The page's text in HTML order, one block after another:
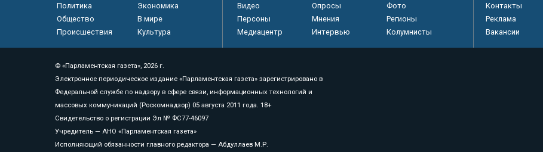
Политика
Экономика
Общество
В мире
Происшествия
Культура
Видео Опросы
Фото
Персоны
Мнения
Регионы
Медиацентр
Интервью Колумнисты
Контакты
Реклама
Вакансии
© «Парламентская газета», 2026 г.
Электронное периодическое издание «Парламентская газета» зарегистрировано в
Федеральной службе по надзору в сфере связи, информационных технологий и
массовых коммуникаций (Роскомнадзор) 05 августа 2011 года. 18+
Свидетельство о регистрации Эл № ФС77-46097
Учредитель — АНО «Парламентская газета»
Исполняющий обязанности главного редактора — Абдуллаев М.Р.